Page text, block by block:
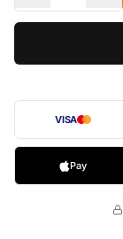
VISA
Pay